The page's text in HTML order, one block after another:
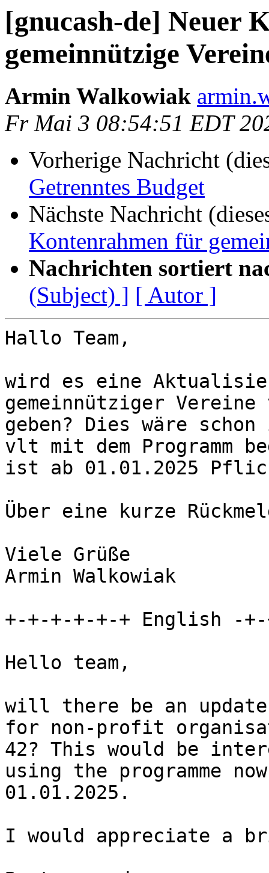
[gnucash-de] Neuer
gemeinnützige
Armin Walkowiak
Fr Mai 3 08:54:51 EDT
Vorherige Nachricht
Getrenntes Budget
Nächste Nachricht
Kontenrahmen für
Nachrichten sortiert
(Subject) ] [ Autor ]
Hallo Team,
wird es eine
gemeinnütziger Vereine
geben? Dies wäre
vlt mit dem Programm
ist ab 01.01.2025
Über eine kurze
Viele Grüße
Armin Walkowiak
+-+-+-+-+-+ English -+-
Hello team,
will there be an
for non-profit
42? This would be
using the programme
01.01.2025.
I would appreciate a